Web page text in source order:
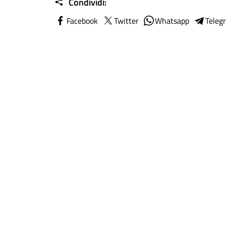
Facebook Twitter Whatsapp